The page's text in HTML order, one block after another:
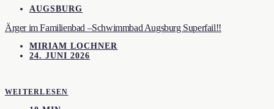
AUGSBURG
Ärger im Familienbad –Schwimmbad Augsburg Superfail!!
MIRIAM LOCHNER
24. JUNI 2026
WEITERLESEN